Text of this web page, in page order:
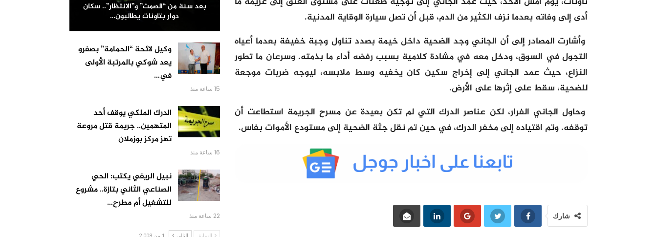
أدى إلى وفاته بعدما نزف الكثير من الدم، قبل أن تصل سيارة الوقاية المدنية.
وأشارت المصادر إلى أن الجاني وجد الضحية داخل خيمة بصدد تناول وجبة خفيفة بعدما أعياه
التجول في السوق، ودخل معه في مشادة كلامية بسبب رفضه أداء ما بذمته. وسرعان ما تطور
النزاع، حيث عمد الجاني إلى إخراج سكين كان يخفيه وسط ملابسه، ليوجه ضربات موجعة
للضحية، سقط على إثرها على الأرض.
وحاول الجاني الفرار، لكن عناصر الدرك التي لم تكن بعيدة عن مسرح الجريمة استطاعت أن
توقفه. وتم اقتياده إلى مخفر الدرك، في حين تم نقل جثة الضحية إلى مستودع الأموات بفاس.
شارك
بعد سنة من “الصمت” و”الانتظار”.. سكان
دوار بتاونات يطالبون…
وكيل لائحة “الحمامة” بصفرو
يعد شوكي بالمرتبة الأولى
في…
15 ساعة منذ
الدرك الملكي يوقف أحد
المتهمين.. جريمة قتل مروعة
تهز مركز بوزملان
16 ساعة منذ
نبيل الريفي يكتب: الحي
الصناعي الثاني بتازة.. مشروع
للتشغيل أم مطرح…
22 ساعة منذ